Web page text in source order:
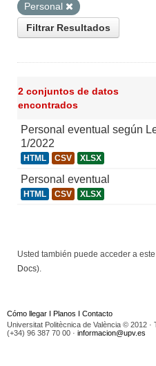
Personal
Filtrar Resultados
2 conjuntos de datos
encontrados
Personal eventual según
1/2022
HTML CSV XLSX
Personal eventual
HTML CSV XLSX
Usted también puede acceder a
Docs).
Cómo llegar I Planos I Contacto
Universitat Politècnica de València © 2012 ·
(+34) 96 387 70 00 · informacion@upv.es